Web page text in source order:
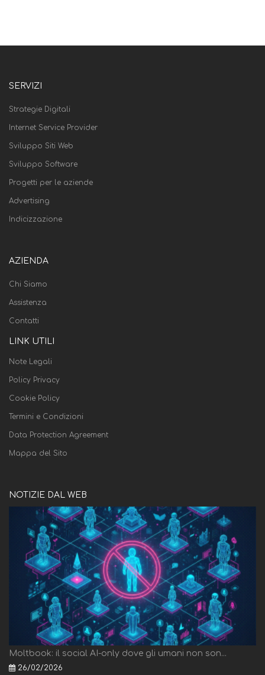
SERVIZI
Strategie Digitali
Internet Service Provider
Sviluppo Siti Web
Sviluppo Software
Progetti per le aziende
Advertising
Indicizzazione
AZIENDA
Chi Siamo
Assistenza
Contatti
LINK UTILI
Note Legali
Policy Privacy
Cookie Policy
Termini e Condizioni
Data Protection Agreement
Mappa del Sito
NOTIZIE DAL WEB
Moltbook: il social AI-only dove gli umani non son...
26/02/2026